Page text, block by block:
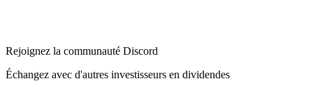
Rejoignez la communauté Discord
Échangez avec d'autres investisseurs en dividendes